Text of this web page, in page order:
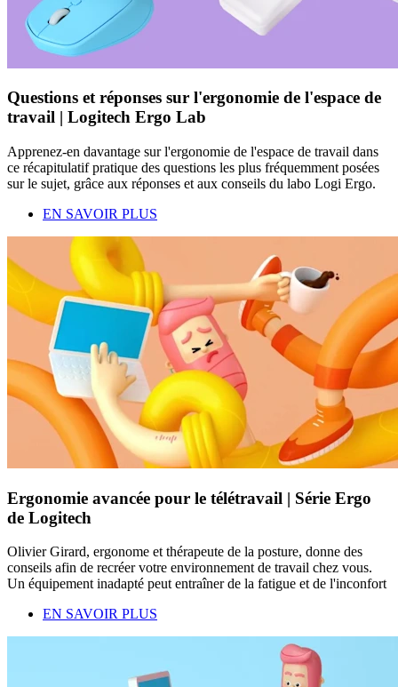
Questions et réponses sur l'ergonomie de l'espace de
travail | Logitech Ergo Lab
Apprenez-en davantage sur l'ergonomie de l'espace de travail dans
ce récapitulatif pratique des questions les plus fréquemment posées
sur le sujet, grâce aux réponses et aux conseils du labo Logi Ergo.
EN SAVOIR PLUS
Ergonomie avancée pour le télétravail | Série Ergo
de Logitech
Olivier Girard, ergonome et thérapeute de la posture, donne des
conseils afin de recréer votre environnement de travail chez vous.
Un équipement inadapté peut entraîner de la fatigue et de l'inconfort
EN SAVOIR PLUS